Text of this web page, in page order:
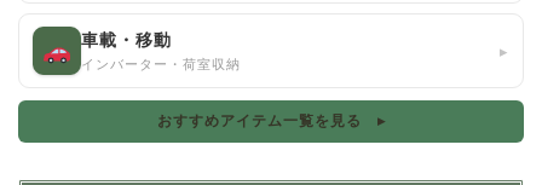
車載・移動
インバーター・荷室収納
▸
おすすめアイテム一覧を見る ▸